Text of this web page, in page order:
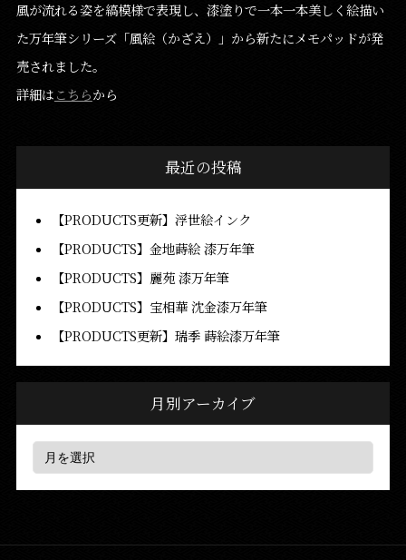
風が流れる姿を縞模様で表現し、漆塗りで一本一本美しく絵描い
た万年筆シリーズ「風絵（かざえ）」から新たにメモパッドが発
売されました。
詳細は こちらから
最近の投稿
【PRODUCTS更新】浮世絵インク
【PRODUCTS】金地蒔絵 漆万年筆
【PRODUCTS】麗苑 漆万年筆
【PRODUCTS】宝相華 沈金漆万年筆
【PRODUCTS更新】瑞季 蒔絵漆万年筆
月別アーカイブ